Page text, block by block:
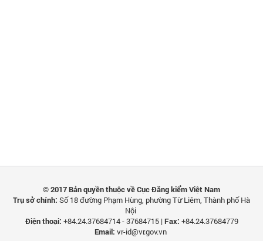
© 2017 Bản quyền thuộc về Cục Đăng kiểm Việt Nam
Trụ sở chính: Số 18 đường Phạm Hùng, phường Từ Liêm, Thành phố Hà
Nội
Điện thoại: +84.24.37684714 - 37684715 | Fax: +84.24.37684779
Email: vr-id@vr.gov.vn